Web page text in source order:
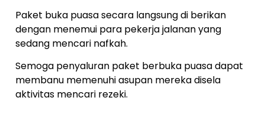
Paket buka puasa secara langsung di berikan
dengan menemui para pekerja jalanan yang
sedang mencari nafkah.
Semoga penyaluran paket berbuka puasa dapat
membanu memenuhi asupan mereka disela
aktivitas mencari rezeki.